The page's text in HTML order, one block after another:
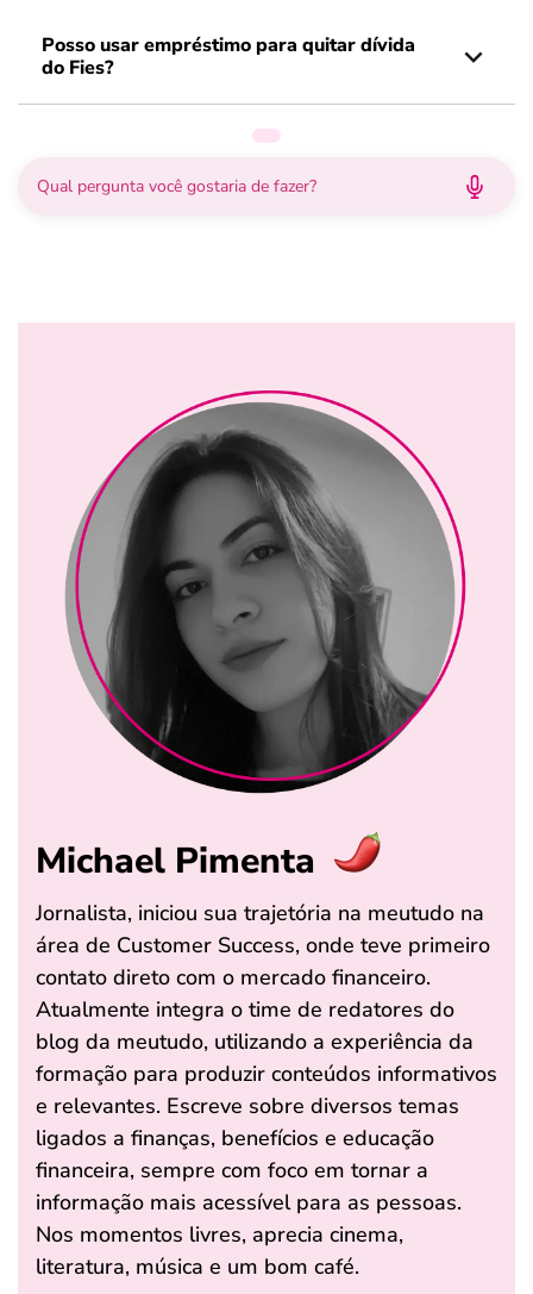
Posso usar empréstimo para quitar dívida
do Fies?
Michael Pimenta
Jornalista, iniciou sua trajetória na meutudo na
área de Customer Success, onde teve primeiro
contato direto com o mercado financeiro.
Atualmente integra o time de redatores do
blog da meutudo, utilizando a experiência da
formação para produzir conteúdos informativos
e relevantes. Escreve sobre diversos temas
ligados a finanças, benefícios e educação
financeira, sempre com foco em tornar a
informação mais acessível para as pessoas.
Nos momentos livres, aprecia cinema,
literatura, música e um bom café.